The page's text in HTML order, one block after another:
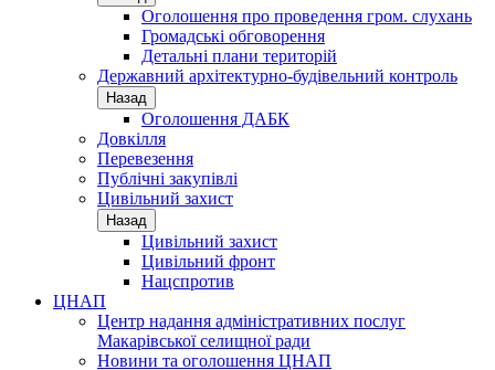
Оголошення про проведення гром. слухань
Громадські обговорення
Детальні плани територій
Державний архітектурно-будівельний контроль
Назад
Оголошення ДАБК
Довкілля
Перевезення
Публічні закупівлі
Цивільний захист
Назад
Цивільний захист
Цивільний фронт
Нацспротив
ЦНАП
Центр надання адміністративних послуг
Макарівської селищної ради
Новини та оголошення ЦНАП